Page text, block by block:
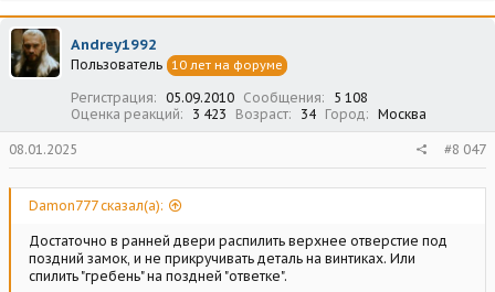
Andrey1992
Пользователь 10 лет на форуме
Регистрация 05.09.2010 Сообщения
5 108
Оценка реакций
3 423 Возраст 34 Город Москва
08.01.2025 #8 047
Damon777 сказал(а):
Достаточно в ранней двери распилить верхнее отверстие под
поздний замок, и не прикручивать деталь на винтиках. Или
спилить "гребень" на поздней "ответке".